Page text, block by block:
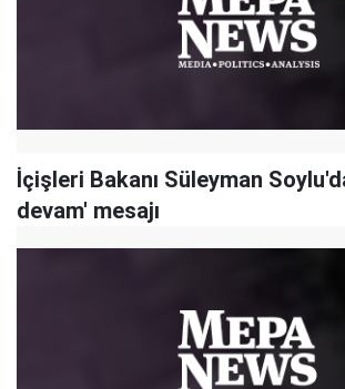
İçişleri Bakanı Süleyman
devam' mesajı